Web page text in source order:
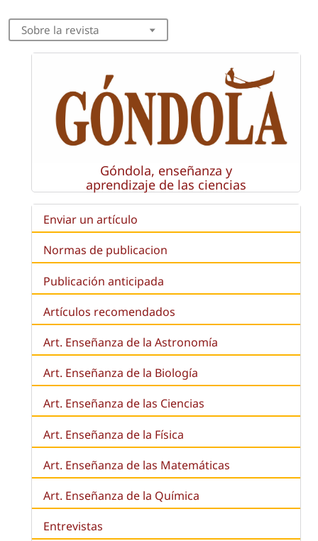
Sobre la revista
Góndola, enseñanza y
aprendizaje de las ciencias
Enviar un artículo
Normas de publicacion
Publicación anticipada
Artículos recomendados
Art. Enseñanza de la Astronomía
Art. Enseñanza de la Biología
Art. Enseñanza de las Ciencias
Art. Enseñanza de la Física
Art. Enseñanza de las Matemáticas
Art. Enseñanza de la Química
Entrevistas